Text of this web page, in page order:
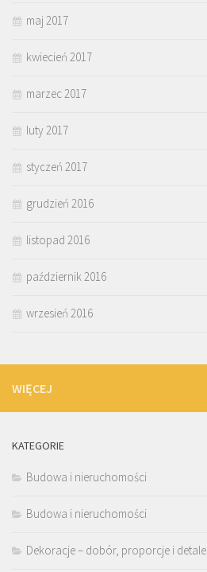
maj 2017
kwiecień 2017
marzec 2017
luty 2017
styczeń 2017
grudzień 2016
listopad 2016
październik 2016
wrzesień 2016
WIĘCEJ
KATEGORIE
Budowa i nieruchomości
Budowa i nieruchomości
Dekoracje – dobór, proporcje i detale